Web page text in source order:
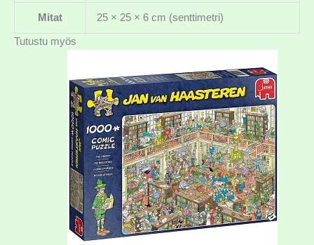
Mitat 25 × 25 × 6 cm (senttimetri)
Tutustu myös